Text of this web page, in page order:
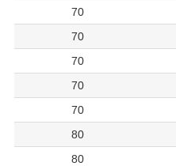
70
70
70
70
70
80
80